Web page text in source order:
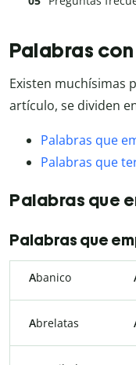
Palabras
Existen muchísimas
artículo, se dividen
Palabras que
Palabras que
Palabras que
Palabras que
Abanico
Abrelatas